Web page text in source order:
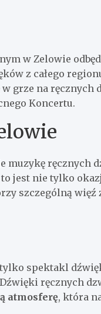
w Zelowie
z całego
grze na ręcznych
Koncertu.
muzykę ręcznych
to jest nie tylko
szczególną więź
spektakl
ręcznych
atmosferę, która